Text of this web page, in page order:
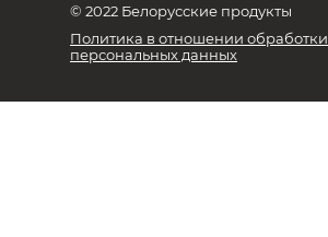
© 2022 Белорусские продукты
Политика в отношении обработки
персональных данных